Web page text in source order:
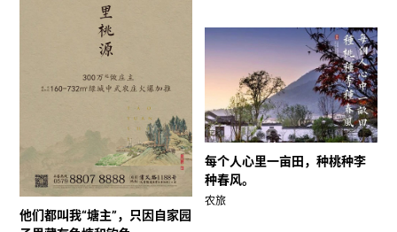
他们都叫我“塘主”，只因自家园
每个人心里一亩田，种桃种李
种春风。
农旅